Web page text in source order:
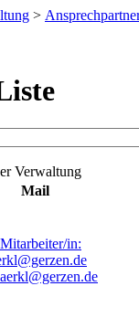
>
Verwaltung
Mail